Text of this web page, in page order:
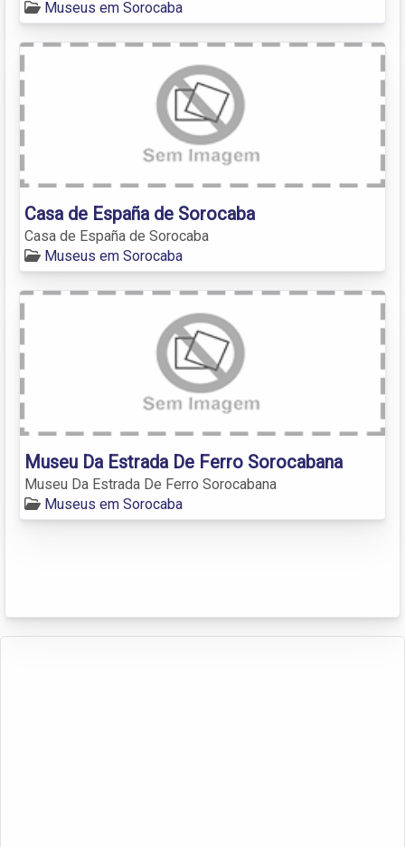
Museus em Sorocaba
Casa de España de Sorocaba
Casa de España de Sorocaba
Museus em Sorocaba
Museu Da Estrada De Ferro Sorocabana
Museu Da Estrada De Ferro Sorocabana
Museus em Sorocaba